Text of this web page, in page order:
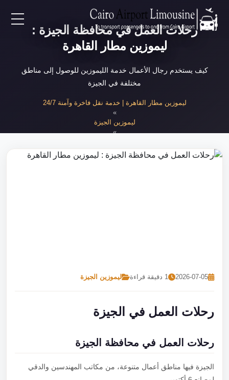
EN
خدمات المطار
نحن
رحلات العمل في محافظة الجيزة :
ليموزين مطار القاهرة
كيف يستخدم رجال الأعمال خدمة الليموزين للوصول إلى مناطق
مختلفة في الجيزة
ليموزين مطار القاهرة | خدمة نقل فاخرة وآمنة 24/7
ليموزين الجيزة
»
2026-07-05 1 دقيقة قراءة ليموزين الجيزة
رحلات العمل في الجيزة
رحلات العمل في محافظة الجيزة
الجيزة فيها مناطق أعمال متنوعة، من مكاتب المهندسين والدقي